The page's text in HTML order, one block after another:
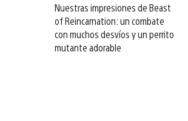
Nuestras impresiones de Beast
of Reincarnation: un combate
con muchos desvíos y un perrito
mutante adorable